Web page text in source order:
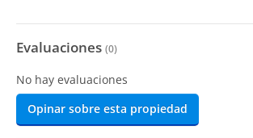
Evaluaciones (0)
No hay evaluaciones
Opinar sobre esta propiedad